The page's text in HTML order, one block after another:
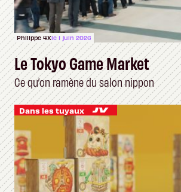
Philippe 4Xle 1 juin 2026
Le Tokyo Game Market
Ce qu’on ramène du salon nippon
Dans les tuyaux